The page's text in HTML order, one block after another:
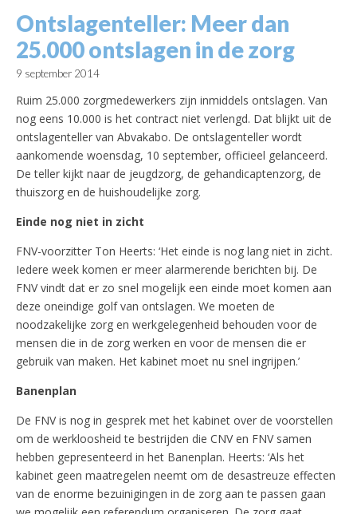
Ontslagenteller: Meer dan
25.000 ontslagen in de zorg
9 september 2014
Ruim 25.000 zorgmedewerkers zijn inmiddels ontslagen. Van
nog eens 10.000 is het contract niet verlengd. Dat blijkt uit de
ontslagenteller van Abvakabo. De ontslagenteller wordt
aankomende woensdag, 10 september, officieel gelanceerd.
De teller kijkt naar de jeugdzorg, de gehandicaptenzorg, de
thuiszorg en de huishoudelijke zorg.
Einde nog niet in zicht
FNV-voorzitter Ton Heerts: ‘Het einde is nog lang niet in zicht.
Iedere week komen er meer alarmerende berichten bij. De
FNV vindt dat er zo snel mogelijk een einde moet komen aan
deze oneindige golf van ontslagen. We moeten de
noodzakelijke zorg en werkgelegenheid behouden voor de
mensen die in de zorg werken en voor de mensen die er
gebruik van maken. Het kabinet moet nu snel ingrijpen.’
Banenplan
De FNV is nog in gesprek met het kabinet over de voorstellen
om de werkloosheid te bestrijden die CNV en FNV samen
hebben gepresenteerd in het Banenplan. Heerts: ‘Als het
kabinet geen maatregelen neemt om de desastreuze effecten
van de enorme bezuinigingen in de zorg aan te passen gaan